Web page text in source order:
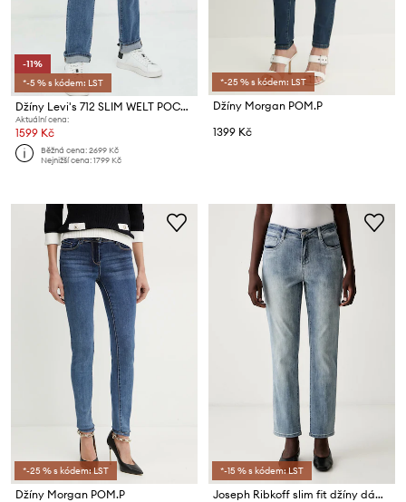
-11%
*-5 % s kódem: LST
Džíny Levi's 712 SLIM WELT POCKET
Aktuální cena:
1599 Kč
Běžná cena:2699 Kč
Nejnižší cena:1799 Kč
*-25 % s kódem: LST
Džíny Morgan POM.P
1399 Kč
*-25 % s kódem: LST
Džíny Morgan POM.P
*-15 % s kódem: LST
Joseph Ribkoff slim fit džíny dámské